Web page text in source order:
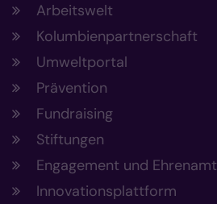
Arbeitswelt
Kolumbienpartnerschaft
Umweltportal
Prävention
Fundraising
Stiftungen
Engagement und Ehrenamt
Innovationsplattform